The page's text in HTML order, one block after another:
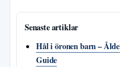
Senaste artiklar
Hål i öronen barn –
Guide